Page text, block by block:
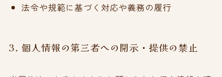
法令や規範に基づく対応や義務の履行
3. 個人情報の第三者への開示・提供の禁止